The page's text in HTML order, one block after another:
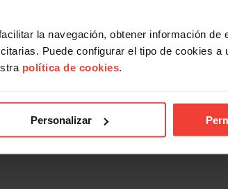
la navegación, obtener información de
Puede configurar el tipo de cookies a
política de cookies.
Personalizar
a las
USOTeInforma sobre tus
laborales ante los incendios